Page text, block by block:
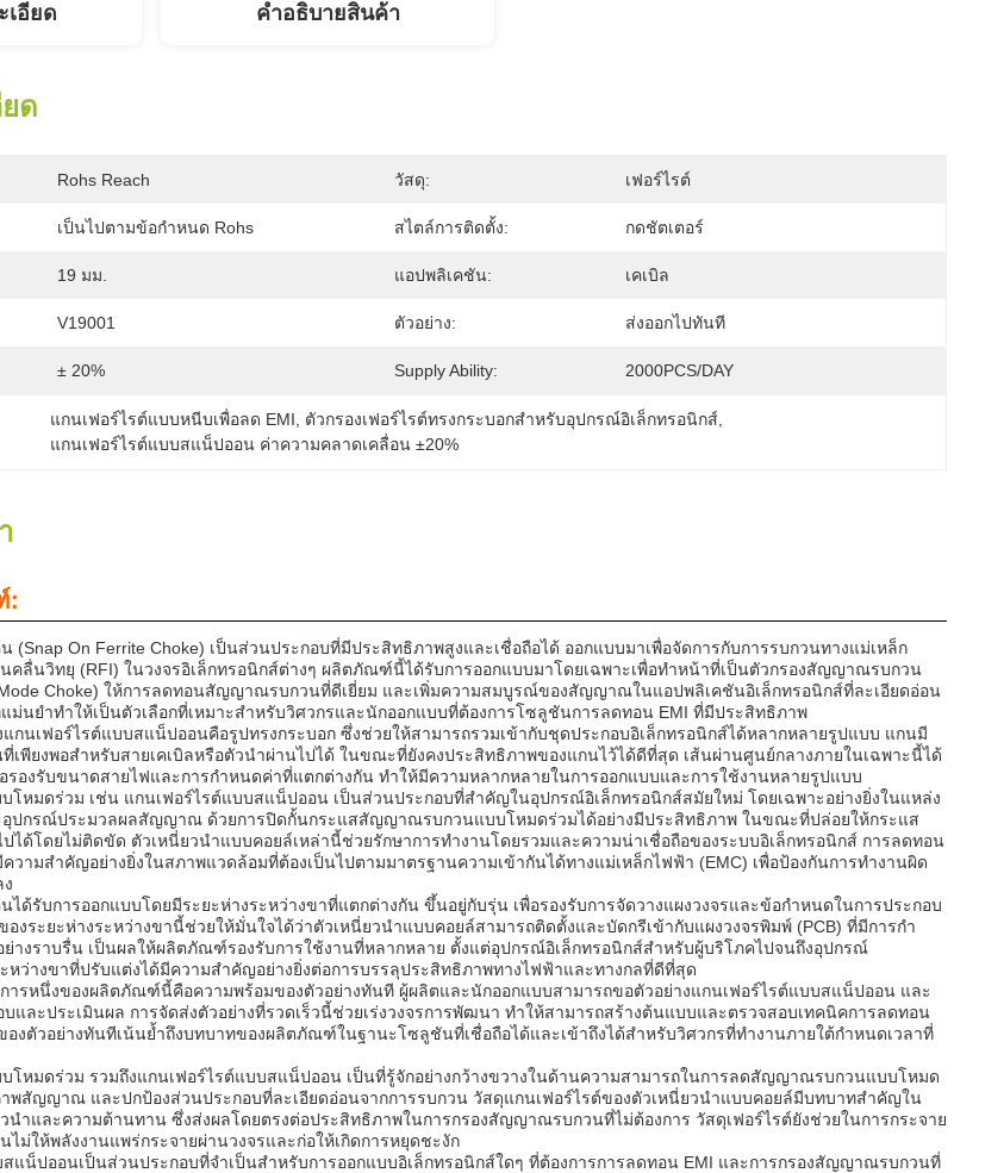
เอียด คําอธิบายสินค้า
ด
Rohs Reach วัสดุ: เฟอร์ไรต์
เป็นไปตามข้อกำหนด Rohs สไตล์การติดตั้ง: กดชัตเตอร์
19 มม. แอปพลิเคชัน: เคเบิล
V19001 ตัวอย่าง: ส่งออกไปทันที
± 20% Supply Ability: 2000PCS/DAY
แกนเฟอร์ไรต์แบบหนีบเพื่อลด EMI ตัวกรองเฟอร์ไรต์ทรงกระบอกสำหรับอุปกรณ์อิเล็กทรอนิกส์
แกนเฟอร์ไรต์แบบสแน็ปออน ค่าความคลาดเคลื่อน ±20%
:
(Snap On Ferrite Choke) เป็นส่วนประกอบที่มีประสิทธิภาพสูงและเชื่อถือได้ ออกแบบมาเพื่อจัดการกับการรบกวนทางแม่เหล็ก
คลื่นวิทยุ (RFI) ในวงจรอิเล็กทรอนิกส์ต่างๆ ผลิตภัณฑ์นี้ได้รับการออกแบบมาโดยเฉพาะเพื่อทำหน้าที่เป็นตัวกรองสัญญาณรบกวน
Choke) ให้การลดทอนสัญญาณรบกวนที่ดีเยี่ยม และเพิ่มความสมบูรณ์ของสัญญาณในแอปพลิเคชันอิเล็กทรอนิกส์ที่ละเอียดอ่อน
ม่นยำทำให้เป็นตัวเลือกที่เหมาะสำหรับวิศวกรและนักออกแบบที่ต้องการโซลูชันการลดทอน EMI ที่มีประสิทธิภาพ
นเฟอร์ไรต์แบบสแน็ปออนคือรูปทรงกระบอก ซึ่งช่วยให้สามารถรวมเข้ากับชุดประกอบอิเล็กทรอนิกส์ได้หลากหลายรูปแบบ แกนมี
เพียงพอสำหรับสายเคเบิลหรือตัวนำผ่านไปได้ ในขณะที่ยังคงประสิทธิภาพของแกนไว้ได้ดีที่สุด เส้นผ่านศูนย์กลางภายในเฉพาะนี้ได้
อรองรับขนาดสายไฟและการกำหนดค่าที่แตกต่างกัน ทำให้มีความหลากหลายในการออกแบบและการใช้งานหลายรูปแบบ
หมดร่วม เช่น แกนเฟอร์ไรต์แบบสแน็ปออน เป็นส่วนประกอบที่สำคัญในอุปกรณ์อิเล็กทรอนิกส์สมัยใหม่ โดยเฉพาะอย่างยิ่งในแหล่ง
อุปกรณ์ประมวลผลสัญญาณ ด้วยการปิดกั้นกระแสสัญญาณรบกวนแบบโหมดร่วมได้อย่างมีประสิทธิภาพ ในขณะที่ปล่อยให้กระแส
ด้โดยไม่ติดขัด ตัวเหนี่ยวนำแบบคอยล์เหล่านี้ช่วยรักษาการทำงานโดยรวมและความน่าเชื่อถือของระบบอิเล็กทรอนิกส์ การลดทอน
ามสำคัญอย่างยิ่งในสภาพแวดล้อมที่ต้องเป็นไปตามมาตรฐานความเข้ากันได้ทางแม่เหล็กไฟฟ้า (EMC) เพื่อป้องกันการทำงานผิด
ได้รับการออกแบบโดยมีระยะห่างระหว่างขาที่แตกต่างกัน ขึ้นอยู่กับรุ่น เพื่อรองรับการจัดวางแผงวงจรและข้อกำหนดในการประกอบ
งระยะห่างระหว่างขานี้ช่วยให้มั่นใจได้ว่าตัวเหนี่ยวนำแบบคอยล์สามารถติดตั้งและบัดกรีเข้ากับแผงวงจรพิมพ์ (PCB) ที่มีการกำ
างราบรื่น เป็นผลให้ผลิตภัณฑ์รองรับการใช้งานที่หลากหลาย ตั้งแต่อุปกรณ์อิเล็กทรอนิกส์สำหรับผู้บริโภคไปจนถึงอุปกรณ์
หว่างขาที่ปรับแต่งได้มีความสำคัญอย่างยิ่งต่อการบรรลุประสิทธิภาพทางไฟฟ้าและทางกลที่ดีที่สุด
ารหนึ่งของผลิตภัณฑ์นี้คือความพร้อมของตัวอย่างทันที ผู้ผลิตและนักออกแบบสามารถขอตัวอย่างแกนเฟอร์ไรต์แบบสแน็ปออน และ
บและประเมินผล การจัดส่งตัวอย่างที่รวดเร็วนี้ช่วยเร่งวงจรการพัฒนา ทำให้สามารถสร้างต้นแบบและตรวจสอบเทคนิคการลดทอน
องตัวอย่างทันทีเน้นย้ำถึงบทบาทของผลิตภัณฑ์ในฐานะโซลูชันที่เชื่อถือได้และเข้าถึงได้สำหรับวิศวกรที่ทำงานภายใต้กำหนดเวลาที่
หมดร่วม รวมถึงแกนเฟอร์ไรต์แบบสแน็ปออน เป็นที่รู้จักอย่างกว้างขวางในด้านความสามารถในการลดสัญญาณรบกวนแบบโหมด
พสัญญาณ และปกป้องส่วนประกอบที่ละเอียดอ่อนจากการรบกวน วัสดุแกนเฟอร์ไรต์ของตัวเหนี่ยวนำแบบคอยล์มีบทบาทสำคัญใน
นำและความต้านทาน ซึ่งส่งผลโดยตรงต่อประสิทธิภาพในการกรองสัญญาณรบกวนที่ไม่ต้องการ วัสดุเฟอร์ไรต์ยังช่วยในการกระจาย
ไม่ให้พลังงานแพร่กระจายผ่านวงจรและก่อให้เกิดการหยุดชะงัก
แน็ปออนเป็นส่วนประกอบที่จำเป็นสำหรับการออกแบบอิเล็กทรอนิกส์ใดๆ ที่ต้องการการลดทอน EMI และการกรองสัญญาณรบกวนที่